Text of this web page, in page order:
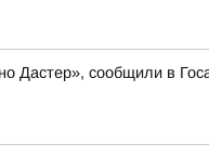
Дастер», сообщили в